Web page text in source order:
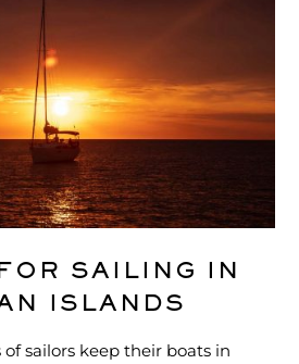
SAILING IN
ISLANDS
sailors keep their boats in